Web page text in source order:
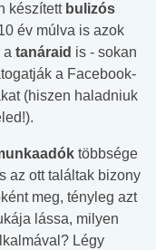
készített bulizós
év múlva is azok
a tanáraid is - sokan
a Facebook-
(hiszen haladniuk
többsége
az ott találtak bizony
meg, tényleg azt
lássa, milyen
Légy